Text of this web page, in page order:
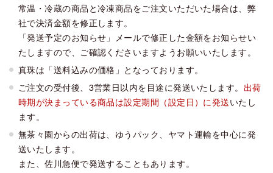
常温・冷蔵の商品と冷凍商品をご注文いただいた場合は、弊
社で決済金額を修正します。
「発送予定のお知らせ」メールで修正した金額をお知らせい
たしますので、ご確認くださいますようお願いいたします。
真珠は「送料込みの価格」となっております。
ご注文の受付後、3営業日以内を目途に発送いたします。 出荷
時期が決まっている商品は設定期間（設定日）に発送いたし
ます。
無茶々園からの出荷は、ゆうパック、ヤマト運輸を中心に発
送いたします。
また、佐川急便で発送することもあります。